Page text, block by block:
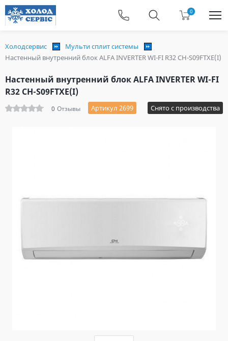
0
Холодсервис
Мульти сплит системы
Настенный внутренний блок ALFA INVERTER WI-FI R32 CH-S09FTXE(I)
Настенный внутренний блок ALFA INVERTER WI-FI
R32 CH-S09FTXE(I)
0 Отзывы Артикул 2699 Снято с производства